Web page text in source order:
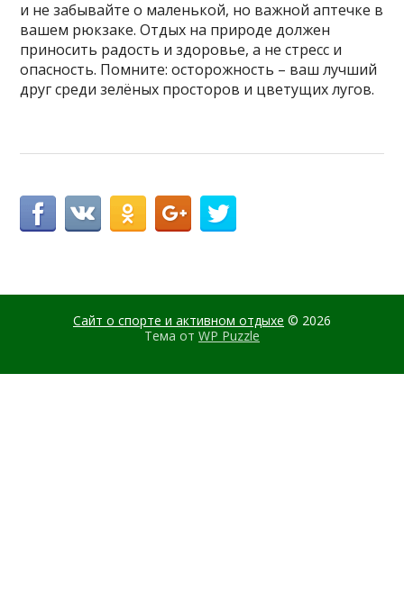
и не забывайте о маленькой, но важной аптечке в
вашем рюкзаке. Отдых на природе должен
приносить радость и здоровье, а не стресс и
опасность. Помните: осторожность – ваш лучший
друг среди зелёных просторов и цветущих лугов.
Сайт о спорте и активном отдыхе © 2026
Тема от WP Puzzle